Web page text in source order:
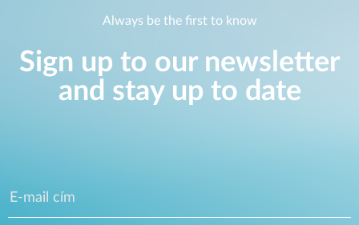
Always be the first to know
Sign up to our newsletter
and stay up to date